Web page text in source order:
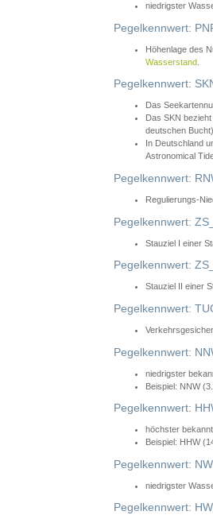
niedrigster
Pegelkennwert:
Höhenlage des
Wasserstand
Pegelkennwert:
Das
Das SKN
deutschen
In Deutschland
Astronomical
Pegelkennwert:
Regulierungs-
Pegelkennwert:
Stauziel I einer
Pegelkennwert:
Stauziel II einer
Pegelkennwert:
Pegelkennwert:
niedrigster
Beispiel: NNW
Pegelkennwert:
höchster
Beispiel: HHW
Pegelkennwert: NW
niedrigster
Pegelkennwert: HW